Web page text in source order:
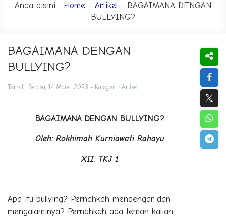
Anda disini : Home - Artikel - BAGAIMANA DENGAN
BULLYING?
BAGAIMANA DENGAN
BULLYING?
Terbit : Selasa, 14 Maret 2023 - Kategori : Artikel
BAGAIMANA DENGAN BULLYING?
Oleh: Rokhimah Kurniawati Rahayu
XII. TKJ 1
Apa itu bullying? Pernahkah mendengar dan
mengalaminya? Pernahkah ada teman kalian